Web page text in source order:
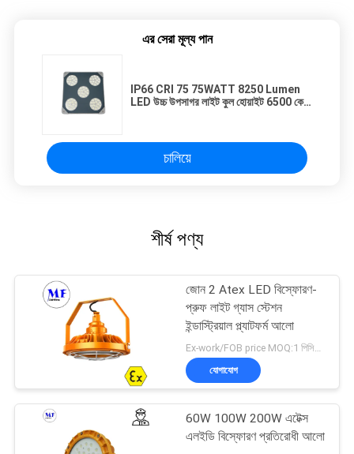
এর সেরা মূল্য পান
IP66 CRI 75 75WATT 8250 Lumen
LED উচ্চ উপসাগর লাইট কুল হোয়াইট 6500 কে
চালিয়ে
শীর্ষ পণ্য
জোন 2 Atex LED বিস্ফোরণ-
প্রুফ লাইট গ্যাস স্টেশন
ইন্ডাস্ট্রিয়াল প্ল্যাটফর্ম আলো
Ex-work/FOB price MOQ:1 পিসিএস
যোগাযোগ
60W 100W 200W এটেক্স
এলইডি বিস্ফোরণ প্রতিরোধী আলো